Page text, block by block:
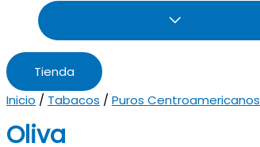
Tienda
Inicio / Tabacos / Puros Centroamericanos
Oliva